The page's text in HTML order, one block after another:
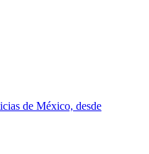
de México, desde